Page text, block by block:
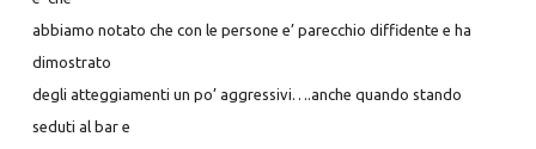
abbiamo notato che con le persone e’ parecchio diffidente e ha
dimostrato
degli atteggiamenti un po’ aggressivi….anche quando stando
seduti al bar e